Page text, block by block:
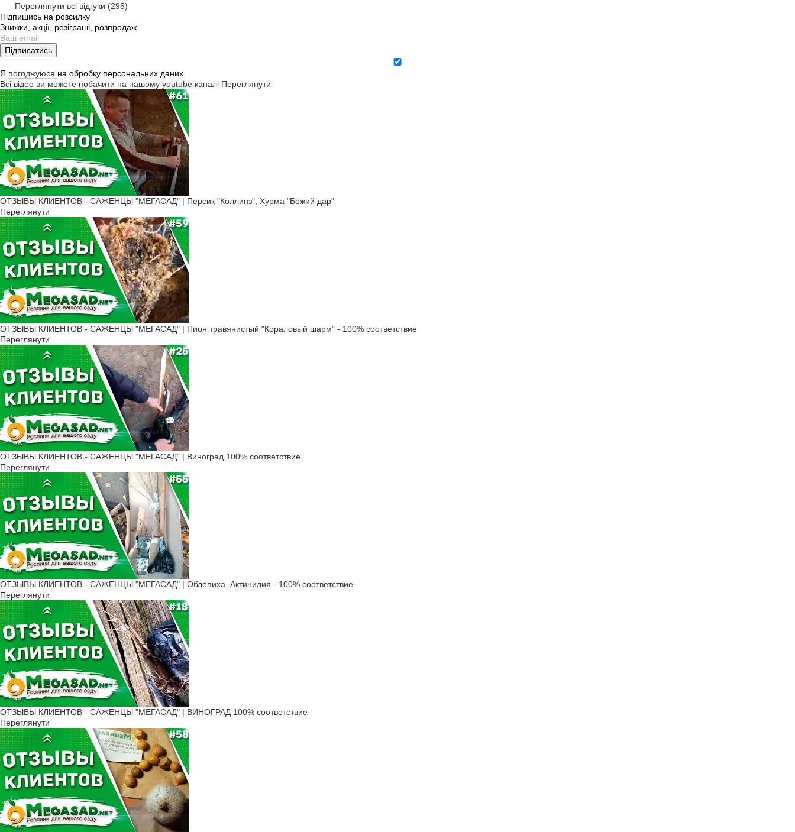
Переглянути всі відгуки (295)
Підпишись на розсилку
Знижки, акції, розіграші, розпродаж
Підписатись
Я погоджуюся на обробку персональних даних
Всі відео ви можете побачити на нашому youtube каналі Переглянути
ОТЗЫВЫ КЛИЕНТОВ - САЖЕНЦЫ "МЕГАСАД" | Персик "Коллинз", Хурма "Божий дар"
Переглянути
ОТЗЫВЫ КЛИЕНТОВ - САЖЕНЦЫ "МЕГАСАД" | Пион травянистый "Кораловый шарм" - 100% соответствие
Переглянути
ОТЗЫВЫ КЛИЕНТОВ - САЖЕНЦЫ "МЕГАСАД" | Виноград 100% соответствие
Переглянути
ОТЗЫВЫ КЛИЕНТОВ - САЖЕНЦЫ "МЕГАСАД" | Облепиха, Актинидия - 100% соответствие
Переглянути
ОТЗЫВЫ КЛИЕНТОВ - САЖЕНЦЫ "МЕГАСАД" | ВИНОГРАД 100% соответствие
Переглянути